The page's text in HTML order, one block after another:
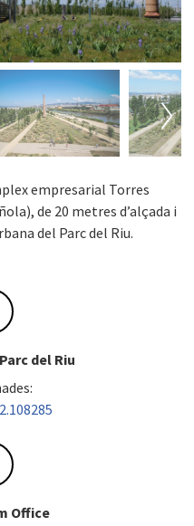
Next
empresarial Torres
de 20 metres d’alçada i
del Parc del Riu.
del Riu
Office